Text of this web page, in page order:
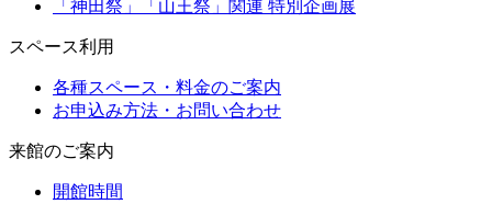
「神田祭」「山王祭」関連 特別企画展
スペース利用
各種スペース・料金のご案内
お申込み方法・お問い合わせ
来館のご案内
開館時間